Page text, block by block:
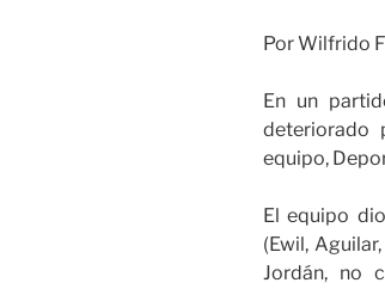
Por Wilfrido
En un
deteriorado
equipo,
El equipo
(Ewil,
Jordán, no